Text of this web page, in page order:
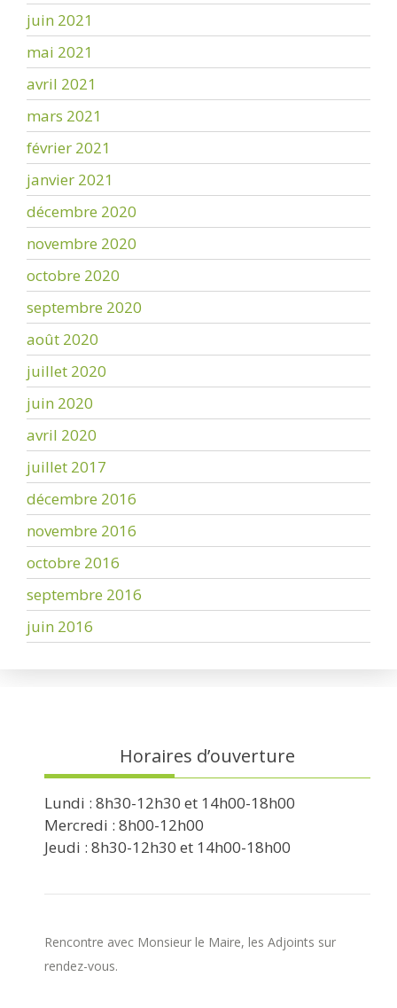
juin 2021
mai 2021
avril 2021
mars 2021
février 2021
janvier 2021
décembre 2020
novembre 2020
octobre 2020
septembre 2020
août 2020
juillet 2020
juin 2020
avril 2020
juillet 2017
décembre 2016
novembre 2016
octobre 2016
septembre 2016
juin 2016
Horaires d’ouverture
Lundi : 8h30-12h30 et 14h00-18h00
Mercredi : 8h00-12h00
Jeudi : 8h30-12h30 et 14h00-18h00
Rencontre avec Monsieur le Maire, les Adjoints sur
rendez-vous.